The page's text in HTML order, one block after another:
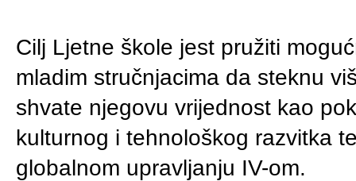
Cilj Ljetne škole jest pružiti
mladim stručnjacima da steknu
shvate njegovu vrijednost kao
kulturnog i tehnološkog razvitka
globalnom upravljanju IV-om.